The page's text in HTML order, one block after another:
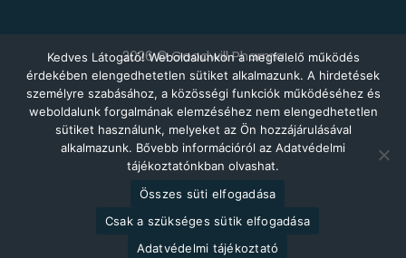
2026 © Goodwill Pharma
Kedves Látogató! Weboldalunkon a megfelelő működés
érdekében elengedhetetlen sütiket alkalmazunk. A hirdetések
személyre szabásához, a közösségi funkciók működéséhez és
weboldalunk forgalmának elemzéséhez nem elengedhetetlen
sütiket használunk, melyeket az Ön hozzájárulásával
alkalmazunk. Bővebb információról az Adatvédelmi
tájékoztatónkban olvashat.
Összes süti elfogadása
Csak a szükséges sütik elfogadása
Adatvédelmi tájékoztató